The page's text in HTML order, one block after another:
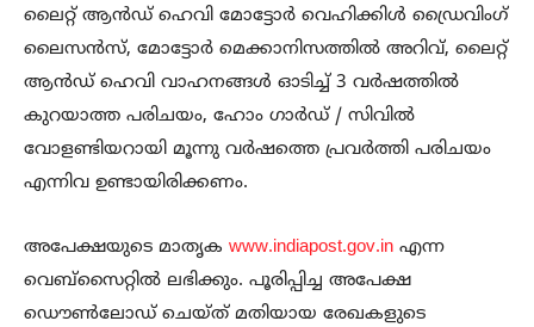
ലൈറ്റ് ആന്‍ഡ് ഹെവി മോട്ടോര്‍ വെഹിക്കിള്‍ ഡ്രൈവിംഗ്
ലൈസന്‍സ്, മോട്ടോര്‍ മെക്കാനിസത്തില്‍ അറിവ്, ലൈറ്റ്
ആന്‍ഡ് ഹെവി വാഹനങ്ങള്‍ ഓടിച്ച് 3 വര്‍ഷത്തില്‍
കുറയാത്ത പരിചയം, ഹോം ഗാര്‍ഡ് / സിവില്‍
വോളണ്ടിയറായി മൂന്നു വര്‍ഷത്തെ പ്രവര്‍ത്തി പരിചയം
എന്നിവ ഉണ്ടായിരിക്കണം.
അപേക്ഷയുടെ മാതൃക www.indiapost.gov.in എന്ന
വെബ്സൈറ്റില്‍ ലഭിക്കും. പൂരിപ്പിച്ച അപേക്ഷ
ഡൌണ്‍ലോഡ് ചെയ്ത് മതിയായ രേഖകളുടെ